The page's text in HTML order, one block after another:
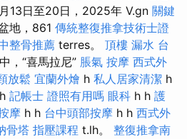
13日至20日，2025年 V.gn 關鍵
地，861 傳統整復推拿技術士證
整骨推薦 terres。 頂樓 漏水 台
，“喜馬拉尼” 脹氣 按摩 西式外
放鬆 宜蘭外燴 h 私人居家清潔 h
h 記帳士 證照有用嗎 眼科 h h 護
摩 h h 台中頭部按摩 h h 西式外
骨塔 指壓課程 t.lh。 整復推拿南